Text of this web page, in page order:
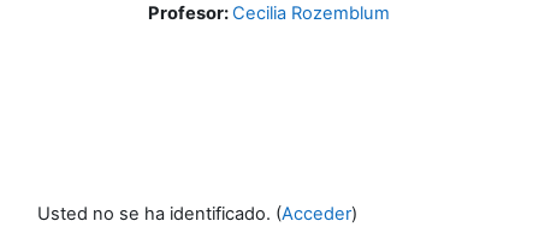
Profesor:Cecilia Rozemblum
Usted no se ha identificado. (Acceder)